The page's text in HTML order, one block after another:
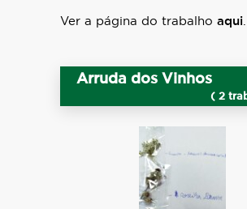
Ver a página do trabalho aqui
Arruda dos Vinhos
( 2